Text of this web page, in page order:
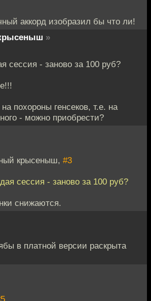
аккорд изобразил бы что ли!
»
сессия - заново за 100 руб?
похороны генсеков, т.е. на
- можно приобрести?
крысеныш, #3
сессия - заново за 100 руб?
снижаются.
в платной версии раскрыта